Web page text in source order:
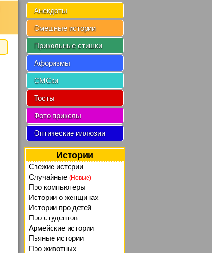
Анекдоты
Смешные истории
Прикольные стишки
Афоризмы
СМСки
Тосты
Фото приколы
Оптические иллюзии
Истории
Свежие истории
Случайные (Новые)
Про компьютеры
Истории о женщинах
Истории про детей
Про студентов
Армейские истории
Пьяные истории
Про животных